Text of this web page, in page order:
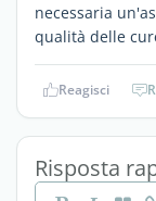
necessaria
qualità delle
Reagisci
Risposta